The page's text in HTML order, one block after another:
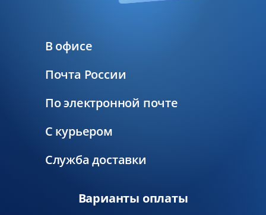
В офисе
Почта России
По электронной почте
С курьером
Служба доставки
Варианты оплаты